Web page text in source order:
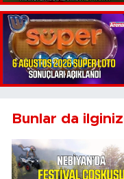
Bunlar da